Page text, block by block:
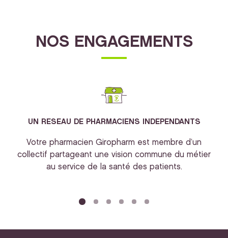
NOS ENGAGEMENTS
UN RESEAU DE PHARMACIENS INDEPENDANTS
Votre pharmacien Giropharm est membre d’un
collectif partageant une vision commune du métier
au service de la santé des patients.